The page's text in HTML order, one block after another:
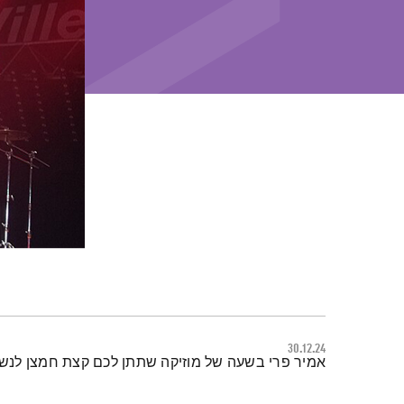
30.12.24
תמצית הפודקאסט
אמיר פרי בשעה של מוזיקה שתתן לכם קצת חמצן